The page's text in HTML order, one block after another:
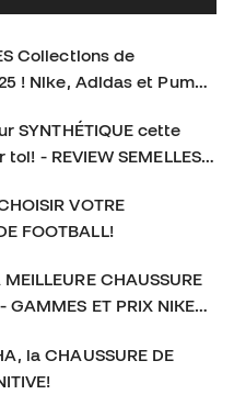
t’abonner pour plus de
l’équipement sportif !
pour plus de contenu
TIKTOK :
Crampons de
#Football
Collections de
! Nike, Adidas et Puma
SYNTHÉTIQUE cette
- REVIEW SEMELLES
VOTRE
FOOTBALL!
CHAUSSURE
GAMMES ET PRIX NIKE
la CHAUSSURE DE